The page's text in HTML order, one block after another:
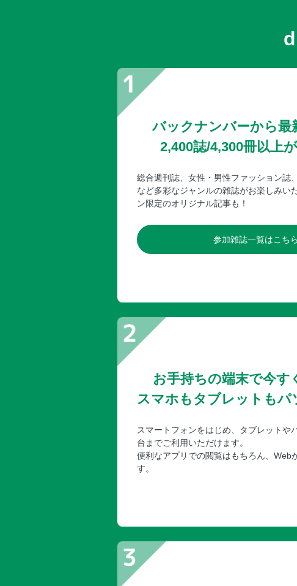
バックナンバーから最
2,400誌/4,300冊以上
総合週刊誌、女性・男性ファッション誌
など多彩なジャンルの雑誌がお楽しみい
ン限定のオリジナル記事も！
参加雑誌一覧はこちら
お手持ちの端末で今す
スマホもタブレットもパ
スマートフォンをはじめ、タブレットや
台までご利用いただけます。
便利なアプリでの閲覧はもちろん、Web
す。